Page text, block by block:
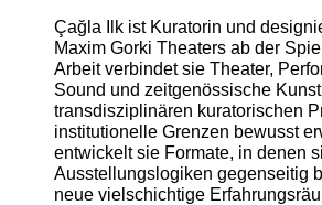
Çağla Ilk ist Kuratorin und
Maxim Gorki Theaters ab der
Arbeit verbindet sie Theater,
Sound und zeitgenössische
transdisziplinären kuratorischen
institutionelle Grenzen bewusst
entwickelt sie Formate, in denen
Ausstellungslogiken gegenseitig
neue vielschichtige